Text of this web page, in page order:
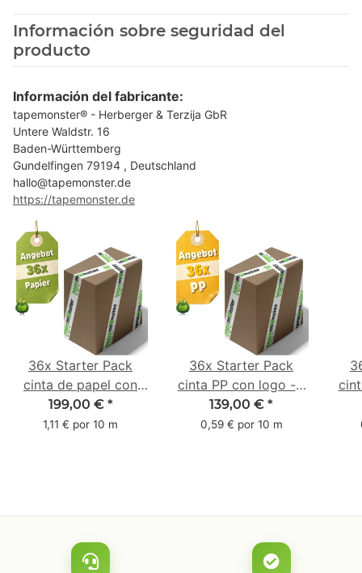
Información sobre seguridad del
producto
Información del fabricante:
tapemonster® - Herberger & Terzija GbR
Untere Waldstr. 16
Baden-Württemberg
Gundelfingen 79194 , Deutschland
hallo@tapemonster.de
https://tapemonster.de
36x Starter Pack
cinta de papel con
logo - 1 color - 50
mm x 50 m - caucho
199,00 € *
1,11 € por 10 m
36x Starter Pack
cinta PP con logo - 1
color - 48 mm x 66 m
139,00 € *
0,59 € por 10 m
m